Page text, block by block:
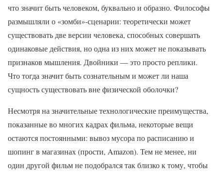
что значит быть человеком, буквально и образно. Философы
размышляли о «зомби»-сценарии: теоретически может
существовать две версии человека, способных совершать
одинаковые действия, но одна из них может не показывать
признаков мышления. Двойники — это просто реплики.
Что тогда значит быть сознательным и может ли наша
сущность существовать вне физической оболочки?
Несмотря на значительные технологические преимущества,
показанные во многих кадрах фильма, некоторые вещи
остаются постоянными: вывоз мусора по расписанию и
шопинг в магазинах (прости, Amazon). Тем не менее, ни
один другой фильм не подобрался так близко к тому, чтобы